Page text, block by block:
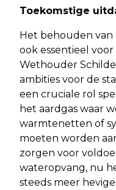
Toekomstige
Het behouden
ook essentieel
Wethouder
ambities voor de
een cruciale rol
het aardgas waar
warmtenetten of
moeten worden
zorgen voor
wateropvang, nu
steeds meer